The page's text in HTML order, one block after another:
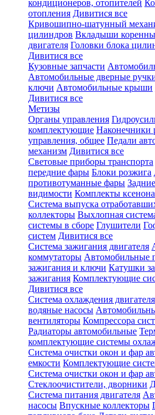
кондиционеров, отопителей
отопления Дивитися все
Кривошипно-шатунный
цилиндров Вкладыши
двигателя Головки блока
Дивитися все
Кузовные запчасти
Автомобильные дверные
ключи Автомобильные крыши
Дивитися все
Метизы
Органы управления
комплектующие Наконечники
управления, общее Педали
механизм Дивитися все
Световые приборы транспорта
передние фары Блоки розжига
противотуманные фары
видимости Комплекты ксенона
Система выпуска
коллекторы Выхлопная
системы в сборе Глушители
систем Дивитися все
Система зажигания двигателя
коммутаторы Автомобильные
зажигания и ключи Катушки
зажигания Комплектующие
Дивитися все
Система охлаждения двигателя
водяные насосы
вентиляторы Компрессора
Радиаторы автомобильные
комплектующие системы
Система очистки окон и фар
емкости Комплектующие
Система очистки окон и фар
Стеклоочистители, дворники
Система питания двигателя
насосы Впускные коллекторы